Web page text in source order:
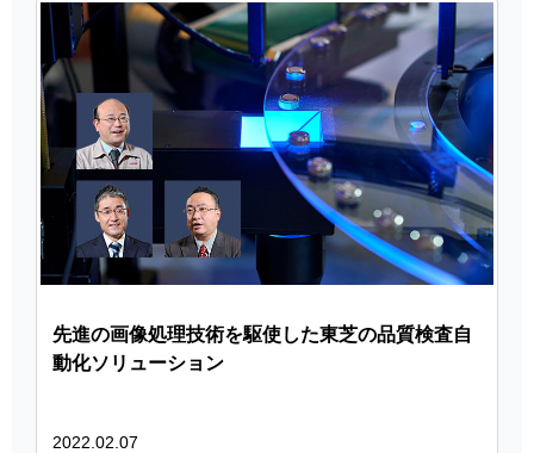
先進の画像処理技術を駆使した東芝の品質検査自
動化ソリューション
2022.02.07